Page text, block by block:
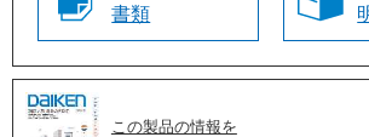
書類
この製品の情報を